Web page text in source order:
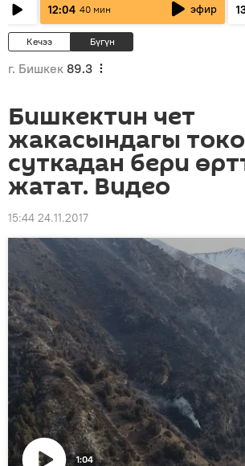
12:04 40 мин эфир
Кечээ Бүгүн
г. Бишкек 89.3
Бишкектин чет
жакасындагы
суткадан бери
жатат. Видео
15:44 24.11.2017
1:04